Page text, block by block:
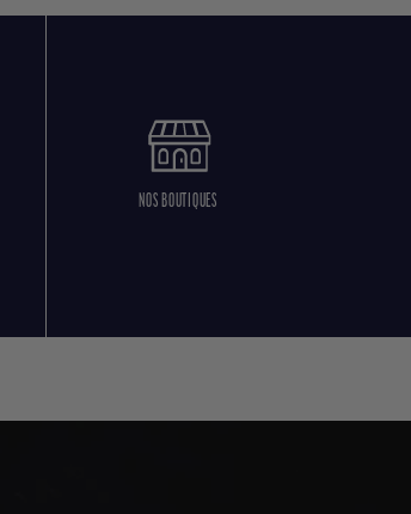
NOS BOUTIQUES